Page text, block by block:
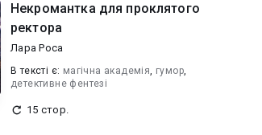
Некромантка для проклятого
ректора
Лара Роса
В текcті є: магічна академія, гумор,
детективне фентезі
15 стор.